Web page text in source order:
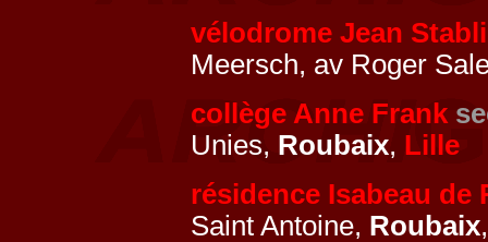
vélodrome Jean
Meersch, av Roger
collège Anne Frank
Unies, Roubaix, Lille
résidence Isabeau de
Saint Antoine, Roubaix